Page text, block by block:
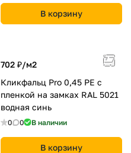
В корзину
702 ₽/м2
Кликфальц Pro 0,45 PE с
пленкой на замках RAL 5021
водная синь
0 0 В наличии
В корзину